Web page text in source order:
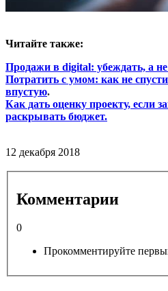
Читайте также:
Продажи в digital: убеждать, а
Потратить с умом: как не
впустую.
Как дать оценку проекту, если
раскрывать бюджет.
12 декабря 2018
Комментарии
0
Прокомментируйте